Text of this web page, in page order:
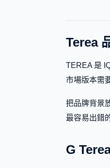
Terea
TEREA 是
市場版本需
把品牌背景
最容易出錯
G